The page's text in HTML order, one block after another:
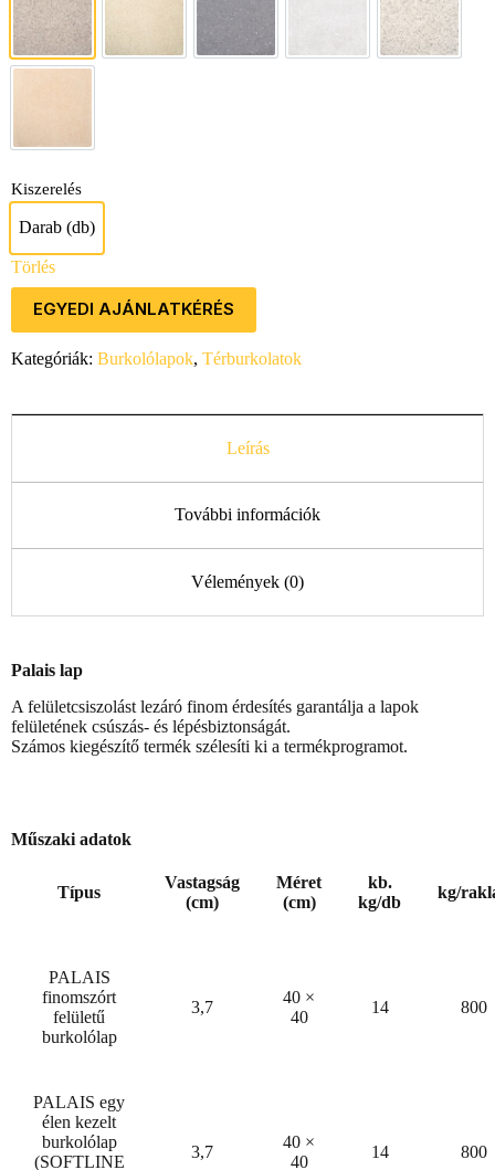
Altwien Edlitzer Nussdorf
Kiszerelés
Darab (db)
Darab (db)
Törlés
EGYEDI AJÁNLATKÉRÉS
Kategóriák: Burkolólapok, Térburkolatok
Leírás
További információk
Vélemények (0)
Palais lap
A felületcsiszolást lezáró finom érdesítés garantálja a lapok
felületének csúszás- és lépésbiztonságát.
Számos kiegészítő termék szélesíti ki a termékprogramot.
Műszaki adatok
Típus
Vastagság
(cm)
Méret
(cm)
kb.
kg/db
kg/
PALAIS
finomszórt
felületű
burkolólap
3,7
40 ×
40
14 800
PALAIS egy
élen kezelt
burkolólap
(SOFTLINE
3,7
40 ×
40
14 800